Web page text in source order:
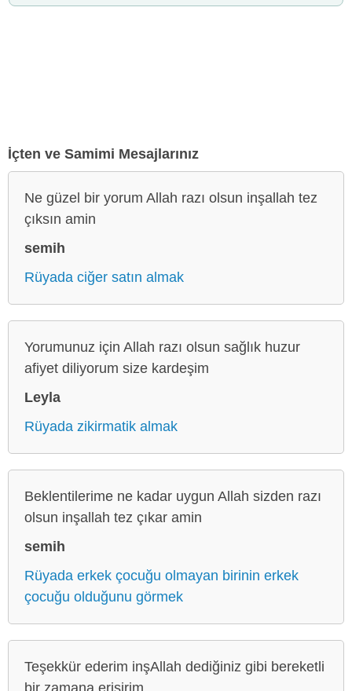
İçten ve Samimi Mesajlarınız
Ne güzel bir yorum Allah razı olsun inşallah tez
çıksın amin
semih
Rüyada ciğer satın almak
Yorumunuz için Allah razı olsun sağlık huzur
afiyet diliyorum size kardeşim
Leyla
Rüyada zikirmatik almak
Beklentilerime ne kadar uygun Allah sizden razı
olsun inşallah tez çıkar amin
semih
Rüyada erkek çocuğu olmayan birinin erkek
çocuğu olduğunu görmek
Teşekkür ederim inşAllah dediğiniz gibi bereketli
bir zamana erişirim